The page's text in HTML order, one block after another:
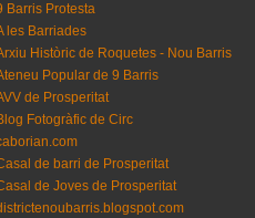
Barris Protesta
les Barriades
Històric de Roquetes - Nou Barris
Popular de 9 Barris
de Prosperitat
Fotogràfic de Circ
de barri de Prosperitat
de Joves de Prosperitat